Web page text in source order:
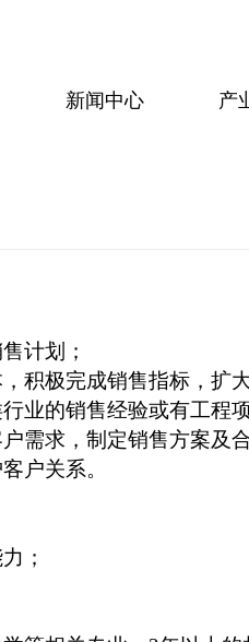
新闻中心 产
计划；
，积极完成销售指标，扩
行业的销售经验或有工程
需求，制定销售方案及
户关系。
；